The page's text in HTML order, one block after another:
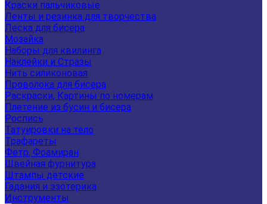
Краски пальчиковые
Ленты и резинка для творчества
Леска для бисера
Мозайка
Наборы для квилинга
Наклейки и Стразы
Нить силиконовая
Проволока для бисера
Раскраски, Картины по номерам
Плетение из бусин и бисера
Роспись
Татуировки на тело
Трафареты
Фетр, Фоамиран
Швейная фурнитура
Штампы детские
Гадания и эзотерика
Инструменты